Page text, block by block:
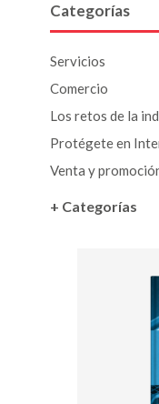
Categorías
Servicios
Comercio
Los retos de la
Protégete en
Venta y
+ Categorías